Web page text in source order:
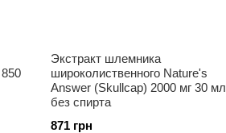
Экстракт шлемника
широколиственного Nature's
Answer (Skullcap) 2000 мг 30 мл
без спирта
871 грн